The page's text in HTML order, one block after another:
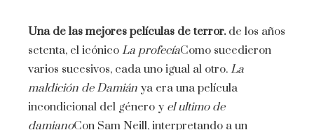
Una de las mejores películas de terror.de los años
setenta, el icónico La profecíaComo sucedieron
varios sucesivos, cada uno igual al otro. La
maldición de Damián ya era una película
incondicional del género y el ultimo de
damianoCon Sam Neill, interpretando a un